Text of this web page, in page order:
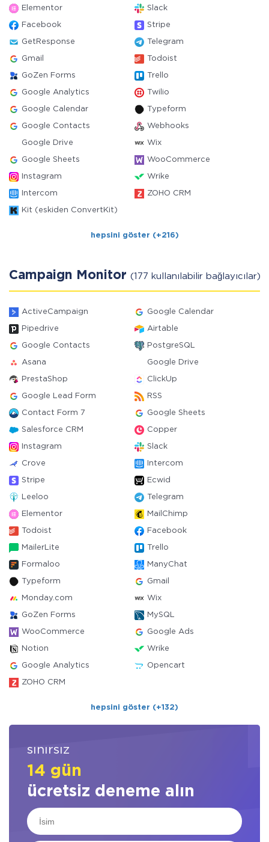
Elementor Slack
Facebook Stripe
GetResponse Telegram
Gmail Todoist
GoZen Forms Trello
Google Analytics Twilio
Google Calendar Typeform
Google Contacts Webhooks
Google Drive Wix
Google Sheets WooCommerce
Instagram Wrike
Intercom ZOHO CRM
Kit (eskiden ConvertKit)
hepsini göster (+216)
Campaign Monitor (177 kullanılabilir bağlayıcılar)
ActiveCampaign Google Calendar
Pipedrive Airtable
Google Contacts PostgreSQL
Asana Google Drive
PrestaShop ClickUp
Google Lead Form RSS
Contact Form 7 Google Sheets
Salesforce CRM Copper
Instagram Slack
Crove Intercom
Stripe Ecwid
Leeloo Telegram
Elementor MailChimp
Todoist Facebook
MailerLite Trello
Formaloo ManyChat
Typeform Gmail
Monday.com Wix
GoZen Forms MySQL
WooCommerce Google Ads
Notion Wrike
Google Analytics Opencart
ZOHO CRM
hepsini göster (+132)
sınırsız
14 gün
ücretsiz deneme alın